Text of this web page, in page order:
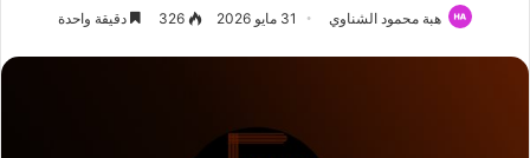
هبة محمود الشناوي 31 مايو 2026 326 دقيقة واحدة